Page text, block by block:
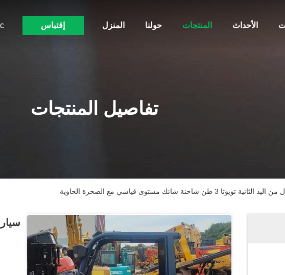
المنزل حولنا المنتجات الأحداث إقتباس
تفاصيل المنتجات
3 طن شاحنة شائك مستوى قياسي مع الصخرة الحاوية